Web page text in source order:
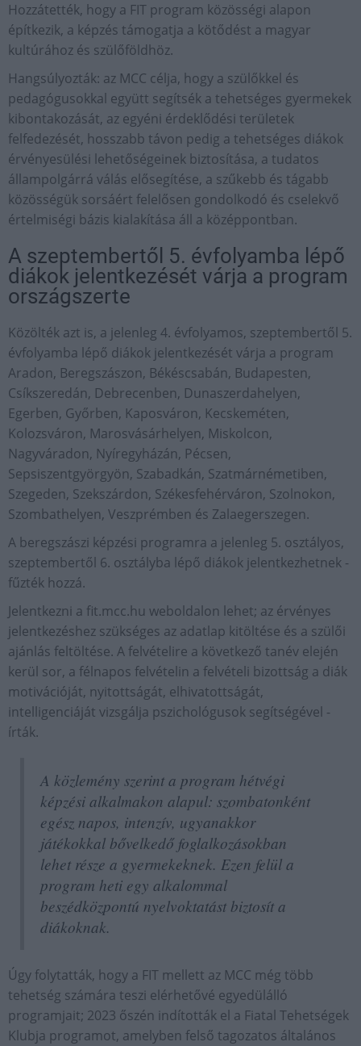
Hozzátették, hogy a FIT program közösségi alapon
építkezik, a képzés támogatja a kötődést a magyar
kultúrához és szülőföldhöz.
Hangsúlyozták: az MCC célja, hogy a szülőkkel és
pedagógusokkal együtt segítsék a tehetséges gyermekek
kibontakozását, az egyéni érdeklődési területek
felfedezését, hosszabb távon pedig a tehetséges diákok
érvényesülési lehetőségeinek biztosítása, a tudatos
állampolgárrá válás elősegítése, a szűkebb és tágabb
közösségük sorsáért felelősen gondolkodó és cselekvő
értelmiségi bázis kialakítása áll a középpontban.
A szeptembertől 5. évfolyamba lépő
diákok jelentkezését várja a program
országszerte
Közölték azt is, a jelenleg 4. évfolyamos, szeptembertől 5.
évfolyamba lépő diákok jelentkezését várja a program
Aradon, Beregszászon, Békéscsabán, Budapesten,
Csíkszeredán, Debrecenben, Dunaszerdahelyen,
Egerben, Győrben, Kaposváron, Kecskeméten,
Kolozsváron, Marosvásárhelyen, Miskolcon,
Nagyváradon, Nyíregyházán, Pécsen,
Sepsiszentgyörgyön, Szabadkán, Szatmárnémetiben,
Szegeden, Szekszárdon, Székesfehérváron, Szolnokon,
Szombathelyen, Veszprémben és Zalaegerszegen.
A beregszászi képzési programra a jelenleg 5. osztályos,
szeptembertől 6. osztályba lépő diákok jelentkezhetnek -
fűzték hozzá.
Jelentkezni a fit.mcc.hu weboldalon lehet; az érvényes
jelentkezéshez szükséges az adatlap kitöltése és a szülői
ajánlás feltöltése. A felvételire a következő tanév elején
kerül sor, a félnapos felvételin a felvételi bizottság a diák
motivációját, nyitottságát, elhivatottságát,
intelligenciáját vizsgálja pszichológusok segítségével -
írták.
A közlemény szerint a program hétvégi
képzési alkalmakon alapul: szombatonként
egész napos, intenzív, ugyanakkor
játékokkal bővelkedő foglalkozásokban
lehet része a gyermekeknek. Ezen felül a
program heti egy alkalommal
beszédközpontú nyelvoktatást biztosít a
diákoknak.
Úgy folytatták, hogy a FIT mellett az MCC még több
tehetség számára teszi elérhetővé egyedülálló
programjait; 2023 őszén indították el a Fiatal Tehetségek
Klubja programot, amelyben felső tagozatos általános